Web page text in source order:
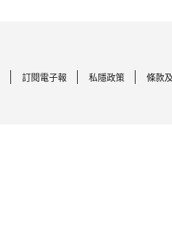
訂閱電子報 私隱政策 條款